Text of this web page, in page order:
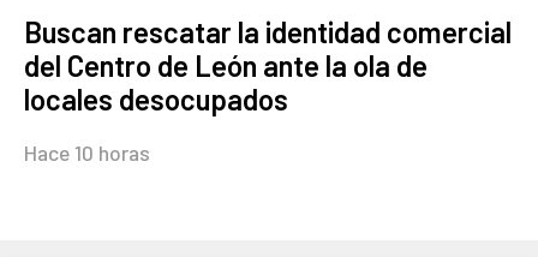
Buscan rescatar la identidad comercial
del Centro de León ante la ola de
locales desocupados
Hace 10 horas